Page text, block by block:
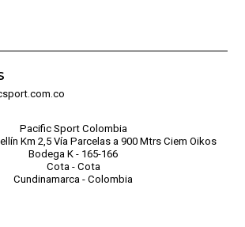
Pacific Sport Colombia
Km 2,5 Vía Parcelas a 900 Mtrs Ciem Oikos
Bodega K - 165-166
Cota - Cota
Cundinamarca - Colombia